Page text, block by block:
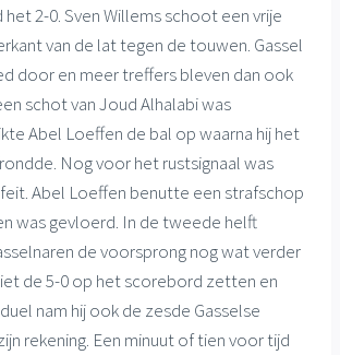
2-0. Sven Willems schoot een vrije
van de lat tegen de touwen. Gassel
door en meer treffers bleven dan ook
schot van Joud Alhalabi was
Abel Loeffen de bal op waarna hij het
Nog voor het rustsignaal was
Abel Loeffen benutte een strafschop
was gevloerd. In de tweede helft
de voorsprong nog wat verder
de 5-0 op het scorebord zetten en
nam hij ook de zesde Gasselse
rekening. Een minuut of tien voor tijd